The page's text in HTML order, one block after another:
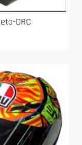
DRC